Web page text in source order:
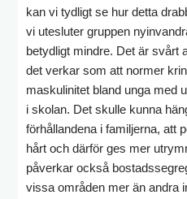
kan vi tydligt se hur detta
vi utesluter gruppen
betydligt mindre. Det är svårt
det verkar som att normer
maskulinitet bland unga med
i skolan. Det skulle kunna
förhållandena i familjerna, att
hårt och därför ges mer
påverkar också
vissa områden mer än andra